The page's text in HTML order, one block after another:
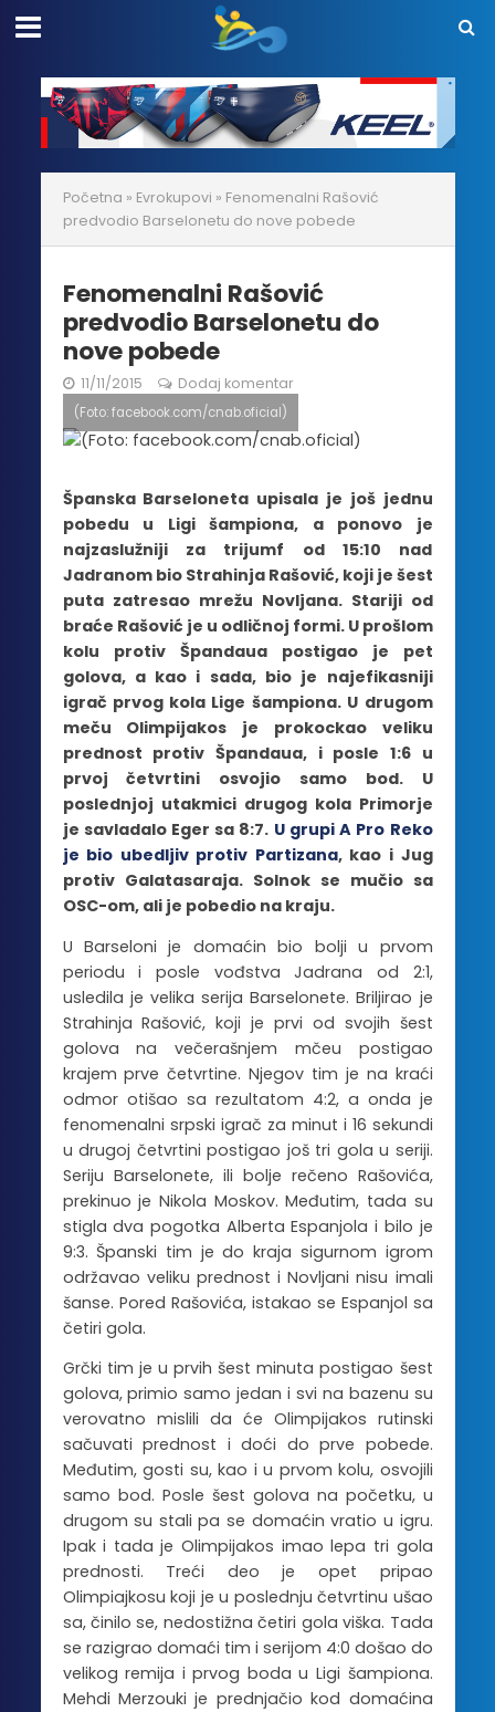
Početna » Evrokupovi » Fenomenalni Rašović
predvodio Barselonetu do nove pobede
Fenomenalni Rašović
predvodio Barselonetu do
nove pobede
11/11/2015 Dodaj komentar
(Foto: facebook.com/cnab.oficial)
Španska Barseloneta upisala je još jednu
pobedu u Ligi šampiona, a ponovo je
najzaslužniji za trijumf od 15:10 nad
Jadranom bio Strahinja Rašović, koji je šest
puta zatresao mrežu Novljana. Stariji od
braće Rašović je u odličnoj formi. U prošlom
kolu protiv Špandaua postigao je pet
golova, a kao i sada, bio je najefikasniji
igrač prvog kola Lige šampiona. U drugom
meču Olimpijakos je prokockao veliku
prednost protiv Špandaua, i posle 1:6 u
prvoj četvrtini osvojio samo bod. U
poslednjoj utakmici drugog kola Primorje
je savladalo Eger sa 8:7. U grupi A Pro Reko
je bio ubedljiv protiv Partizana, kao i Jug
protiv Galatasaraja. Solnok se mučio sa
OSC-om, ali je pobedio na kraju.
U Barseloni je domaćin bio bolji u prvom
periodu i posle vođstva Jadrana od 2:1,
usledila je velika serija Barselonete. Briljirao je
Strahinja Rašović, koji je prvi od svojih šest
golova na večerašnjem mčeu postigao
krajem prve četvrtine. Njegov tim je na kraći
odmor otišao sa rezultatom 4:2, a onda je
fenomenalni srpski igrač za minut i 16 sekundi
u drugoj četvrtini postigao još tri gola u seriji.
Seriju Barselonete, ili bolje rečeno Rašovića,
prekinuo je Nikola Moskov. Međutim, tada su
stigla dva pogotka Alberta Espanjola i bilo je
9:3. Španski tim je do kraja sigurnom igrom
održavao veliku prednost i Novljani nisu imali
šanse. Pored Rašovića, istakao se Espanjol sa
četiri gola.
Grčki tim je u prvih šest minuta postigao šest
golova, primio samo jedan i svi na bazenu su
verovatno mislili da će Olimpijakos rutinski
sačuvati prednost i doći do prve pobede.
Međutim, gosti su, kao i u prvom kolu, osvojili
samo bod. Posle šest golova na početku, u
drugom su stali pa se domaćin vratio u igru.
Ipak i tada je Olimpijakos imao lepa tri gola
prednosti. Treći deo je opet pripao
Olimpiajkosu koji je u poslednju četvrtinu ušao
sa, činilo se, nedostižna četiri gola viška. Tada
se razigrao domaći tim i serijom 4:0 došao do
velikog remija i prvog boda u Ligi šampiona.
Mehdi Merzouki je prednjačio kod domaćina